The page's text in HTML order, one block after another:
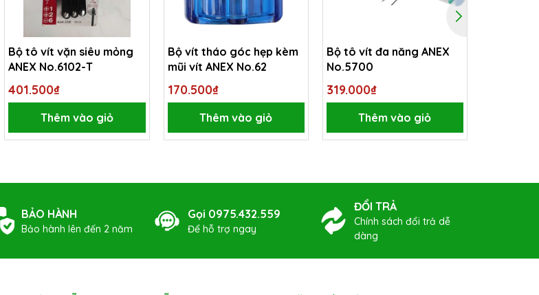
Bộ tô vít vặn siêu mỏng
ANEX No.6102-T
401.500₫
Thêm vào giỏ
Bộ vít tháo góc hẹp kèm
mũi vít ANEX No.62
170.500₫
Thêm vào giỏ
Bộ tô vít đa năng ANEX
No.5700
319.000₫
Thêm vào giỏ
BẢO HÀNH
Bảo hành lên đến 2 năm
Gọi 0975.432.559
Để hỗ trợ ngay
ĐỔI TRẢ
Chính sách đổi trả dễ
dàng